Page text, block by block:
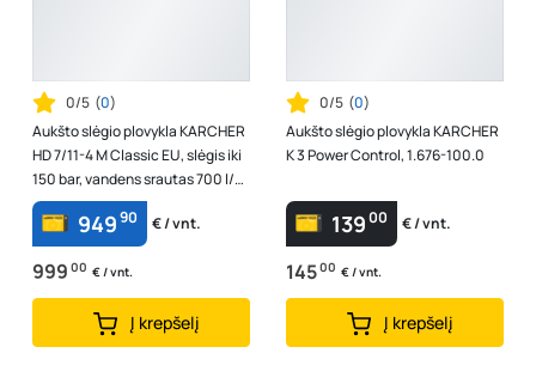
0/5 (0)
Aukšto slėgio plovykla KARCHER
HD 7/11-4 M Classic EU, slėgis iki
150 bar, vandens srautas 700 l/h,
galia 2,9 kW, 1.367-...
94990 € / vnt.
999 00 € / vnt.
Į krepšelį
0/5 (0)
Aukšto slėgio plovykla KARCHER
K 3 Power Control, 1.676-100.0
13900 € / vnt.
14500 € / vnt.
Į krepšelį